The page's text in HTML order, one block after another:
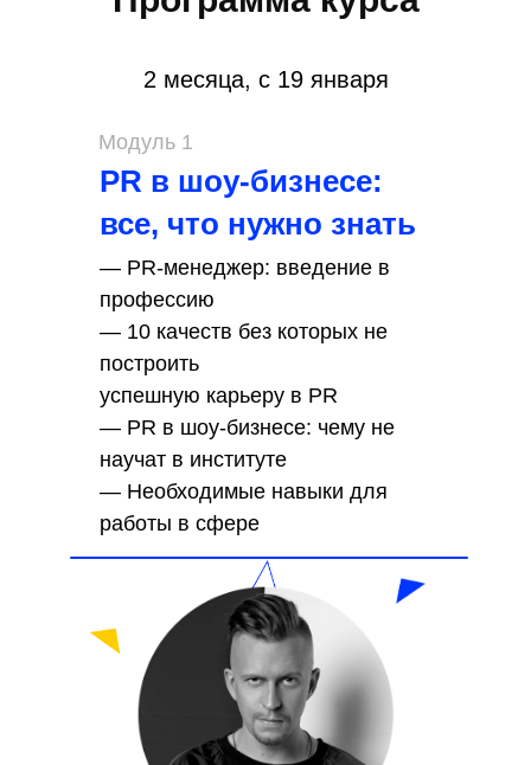
2 месяца, с 19 января
PR в шоу-бизнесе:
все, что нужно знать
Модуль 1
— PR-менеджер: введение в
профессию
— 10 качеств без которых не
построить
успешную карьеру в PR
— PR в шоу-бизнесе: чему не
научат в институте
— Необходимые навыки для
работы в сфере